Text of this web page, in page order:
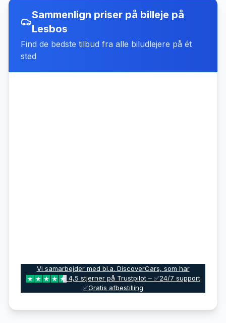
Sammenlign priser på billeje på
Lesbos
Find de bedste tilbud fra alle biludlejere på ét
sted
Vi samarbejder med bl.a. DiscoverCars, som har
4,5 stjerner på Trustpilot – ✅24/7 support
✅Gratis afbestilling